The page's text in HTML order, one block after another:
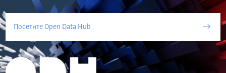
Посетите Open Data Hub